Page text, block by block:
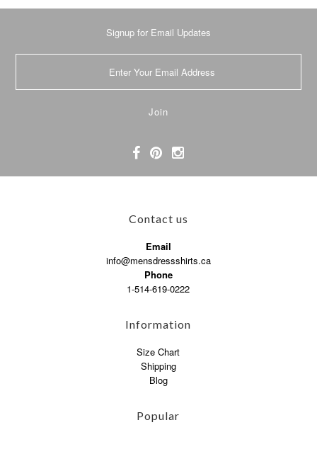
Signup for Email Updates
Contact us
Email
info@mensdressshirts.ca
Phone
1-514-619-0222
Information
Size Chart
Shipping
Blog
Popular